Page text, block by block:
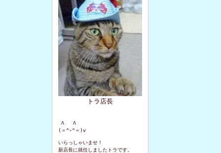
トラ店長
Λ   Λ
(＝^-^＝)v
いらっしゃいませ！
新店長に就任しましたトラです。